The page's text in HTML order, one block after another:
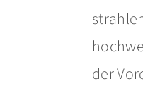
der